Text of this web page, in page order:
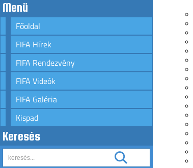
Menü
Főoldal
FIFA Hírek
FIFA Rendezvény
FIFA Videók
FIFA Galéria
Kispad
Keresés